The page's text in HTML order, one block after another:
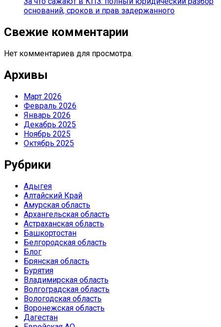
оснований, сроков и прав задержанного
Свежие комментарии
Нет комментариев для просмотра.
Архивы
Март 2026
Февраль 2026
Январь 2026
Декабрь 2025
Ноябрь 2025
Октябрь 2025
Рубрики
Адыгея
Алтайский Край
Амурская область
Архангельская область
Астраханская область
Башкортостан
Белгородская область
Блог
Брянская область
Бурятия
Владимирская область
Волгоградская область
Вологодская область
Воронежская область
Дагестан